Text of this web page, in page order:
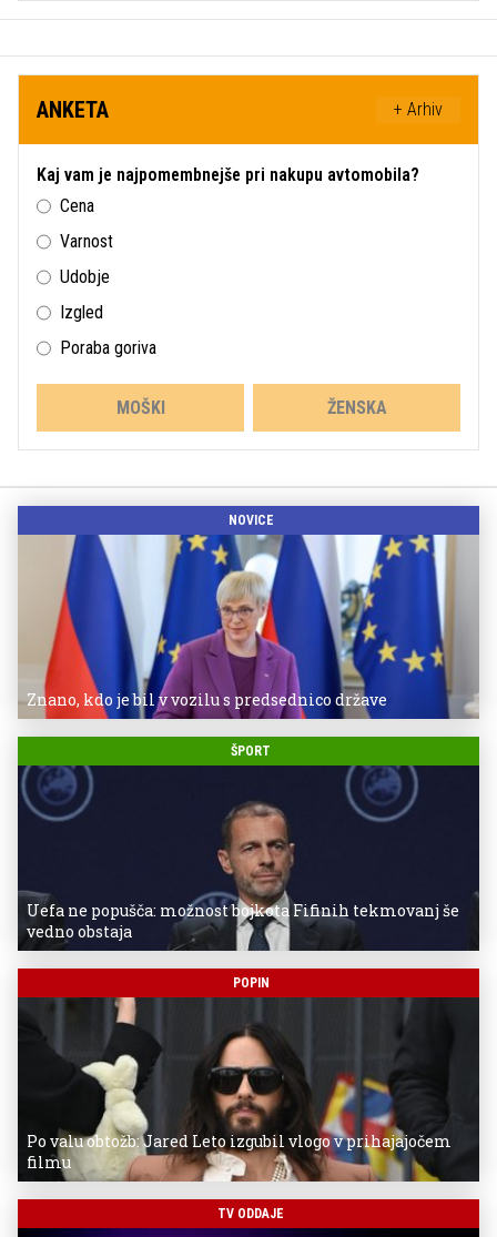
ANKETA + Arhiv
Kaj vam je najpomembnejše pri nakupu avtomobila?
Cena
Varnost
Udobje
Izgled
Poraba goriva
MOŠKI ŽENSKA
NOVICE
Znano, kdo je bil v vozilu s predsednico države
ŠPORT
Uefa ne popušča: možnost bojkota Fifinih tekmovanj še
vedno obstaja
POPIN
Po valu obtožb: Jared Leto izgubil vlogo v prihajajočem
filmu
TV ODDAJE